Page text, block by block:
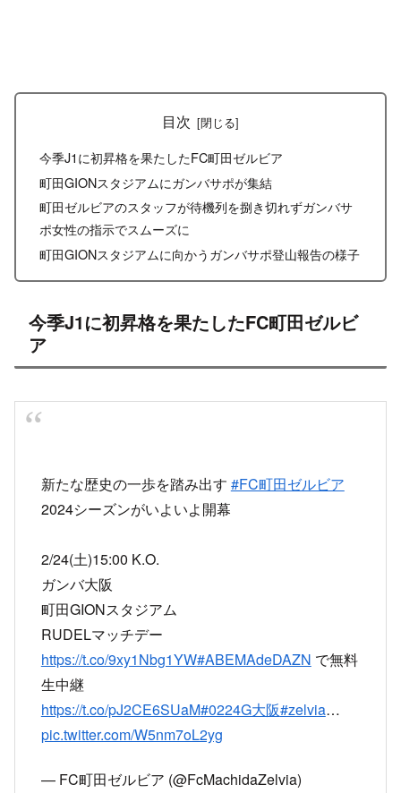
目次
今季J1に初昇格を果たしたFC町田ゼルビア
町田GIONスタジアムにガンバサポが集結
町田ゼルビアのスタッフが待機列を捌き切れずガンバサ
ポ女性の指示でスムーズに
町田GIONスタジアムに向かうガンバサポ登山報告の様子
今季J1に初昇格を果たしたFC町田ゼルビ
ア
新たな歴史の一歩を踏み出す #FC町田ゼルビア
2024シーズンがいよいよ開幕
2/24(土)15:00 K.O.
ガンバ大阪
町田GIONスタジアム
RUDELマッチデー
https://t.co/9xy1Nbg1YW#ABEMAdeDAZN で無料
生中継
https://t.co/pJ2CE6SUaM#0224G大阪#zelvia…
pic.twitter.com/W5nm7oL2yg
— FC町田ゼルビア (@FcMachidaZelvia)